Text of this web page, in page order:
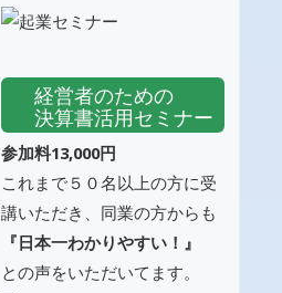
経営者のための
決算書活用セミナー
参加料13,000円
これまで５０名以上の方に受
講いただき、同業の方からも
『日本一わかりやすい！』
との声をいただいてます。